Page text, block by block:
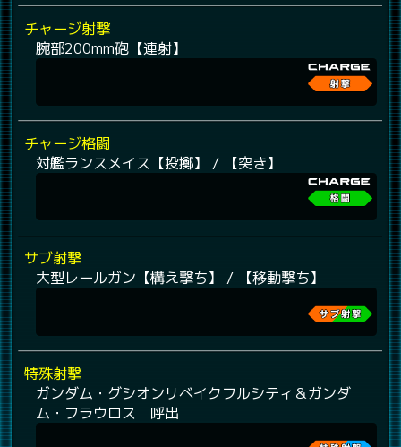
チャージ射撃
腕部200mm砲【連射】
チャージ格闘
対艦ランスメイス【投擲】 / 【突き】
サブ射撃
大型レールガン【構え撃ち】 / 【移動撃ち】
特殊射撃
ガンダム・グシオンリベイクフルシティ＆ガンダ
ム・フラウロス 呼出